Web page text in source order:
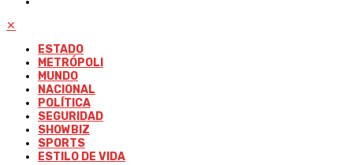
✕
ESTADO
METRÓPOLI
MUNDO
NACIONAL
POLÍTICA
SEGURIDAD
SHOWBIZ
SPORTS
ESTILO DE VIDA